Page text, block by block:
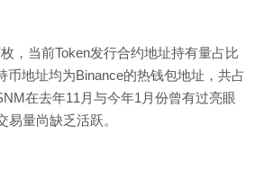
，当前Token发行合约地址持有量占比
币地址均为Binance的热钱包地址，共占
在去年11月与今年1月份曾有过亮眼
量尚缺乏活跃。